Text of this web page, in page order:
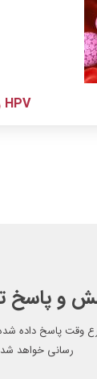
HPV و یک سرطان زنانه
و پاسخ
وقت پاسخ داده
رسانی خواهد شد